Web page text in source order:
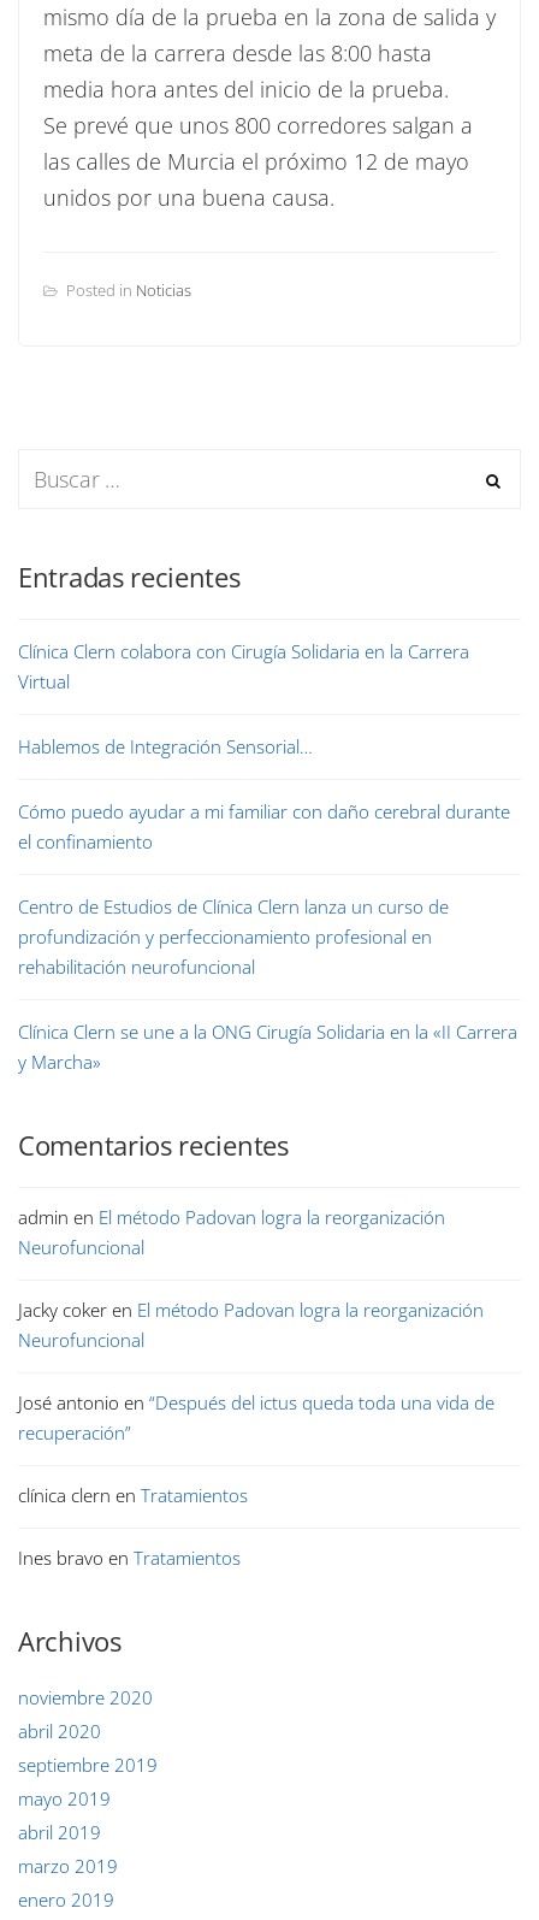
mismo día de la prueba en la zona de salida y
meta de la carrera desde las 8:00 hasta
media hora antes del inicio de la prueba.
Se prevé que unos 800 corredores salgan a
las calles de Murcia el próximo 12 de mayo
unidos por una buena causa.
Posted in Noticias
Entradas recientes
Clínica Clern colabora con Cirugía Solidaria en la Carrera
Virtual
Hablemos de Integración Sensorial…
Cómo puedo ayudar a mi familiar con daño cerebral durante
el confinamiento
Centro de Estudios de Clínica Clern lanza un curso de
profundización y perfeccionamiento profesional en
rehabilitación neurofuncional
Clínica Clern se une a la ONG Cirugía Solidaria en la «II Carrera
y Marcha»
Comentarios recientes
admin en El método Padovan logra la reorganización
Neurofuncional
Jacky coker en El método Padovan logra la reorganización
Neurofuncional
José antonio en “Después del ictus queda toda una vida de
recuperación”
clínica clern en Tratamientos
Ines bravo en Tratamientos
Archivos
noviembre 2020
abril 2020
septiembre 2019
mayo 2019
abril 2019
marzo 2019
enero 2019